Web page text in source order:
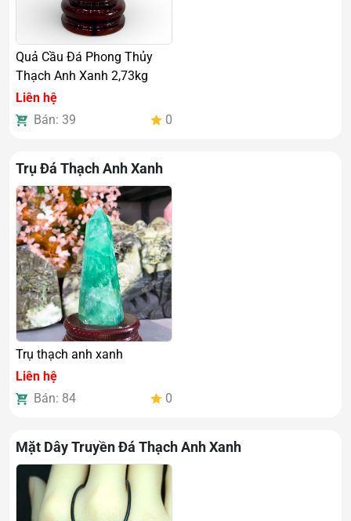
Quả Cầu Đá Phong Thủy
Thạch Anh Xanh 2,73kg
Liên hệ
Bán: 39
0
Trụ Đá Thạch Anh Xanh
Trụ thạch anh xanh
Liên hệ
Bán: 84
0
Mặt Dây Truyền Đá Thạch Anh Xanh